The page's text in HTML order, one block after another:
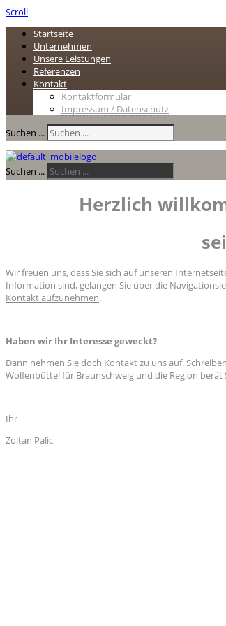
Scroll
Startseite
Unternehmen
Unsere Leistungen
Referenzen
Kontakt
Kontaktformular
Impressum / Datenschutz
Suchen ...
Suchen ...
Herzlich
Wir freuen uns, dass Sie sich auf unseren
Information sind, gelangen Sie über die
Kontakt aufzunehmen.
Haben wir Ihr Interesse geweckt?
Dann nehmen Sie doch Kontakt zu uns auf.
Wolfenbüttel für Braunschweig und die Region
Ihr
Zoltan Palic